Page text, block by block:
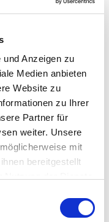
Anzeigen zu
Medien anbieten
Website zu
zu Ihrer
Partner für
weiter. Unsere
mit
bereitgestellt